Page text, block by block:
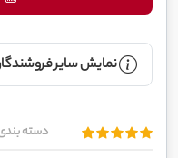
نمایش سایر
دسته